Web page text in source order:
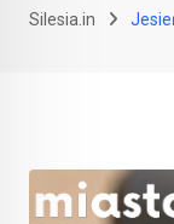
Silesia.in